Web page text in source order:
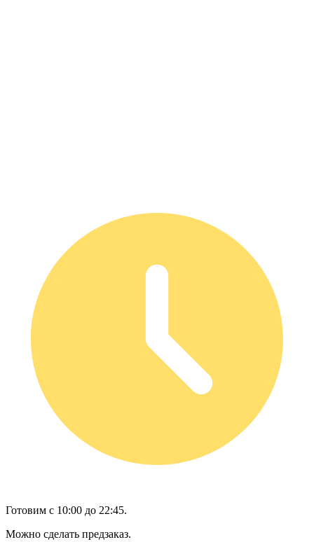
Готовим с 10:00 до 22:45.
Можно сделать предзаказ.